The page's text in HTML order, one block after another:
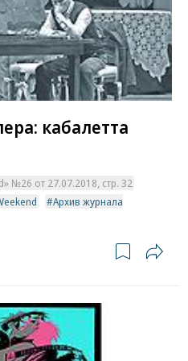
кабалетта
№26 от 27.07.2018, стр. 32
Архив журнала